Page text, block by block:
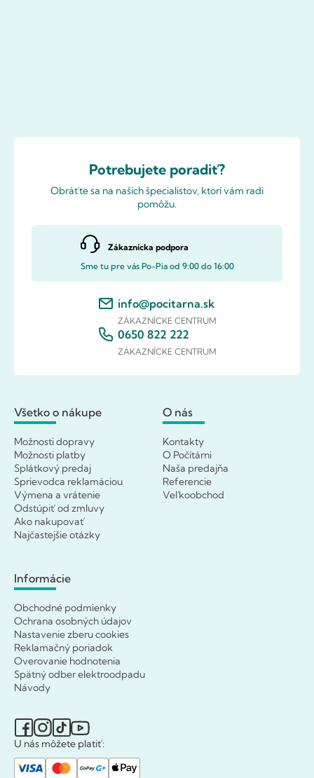
Potrebujete poradiť?
Obráťte sa na našich špecialistov, ktorí vám radi
pomôžu.
Zákaznícka podpora
Sme tu pre vás Po-Pia od 9:00 do 16:00
info@pocitarna.sk
ZÁKAZNÍCKE CENTRUM
0650 822 222
ZÁKAZNÍCKE CENTRUM
Všetko o nákupe
Možnosti dopravy
Možnosti platby
Splátkový predaj
Sprievodca reklamáciou
Výmena a vrátenie
Odstúpiť od zmluvy
Ako nakupovať
Najčastejšie otázky
O nás
Kontakty
O Počítárni
Naša predajňa
Referencie
Veľkoobchod
Informácie
Obchodné podmienky
Ochrana osobných údajov
Nastavenie zberu cookies
Reklamačný poriadok
Overovanie hodnotenia
Spätný odber elektroodpadu
Návody
U nás môžete platiť: